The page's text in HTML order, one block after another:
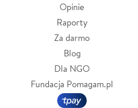
Opinie
Raporty
Za darmo
Blog
Dla NGO
Fundacja Pomagam.pl